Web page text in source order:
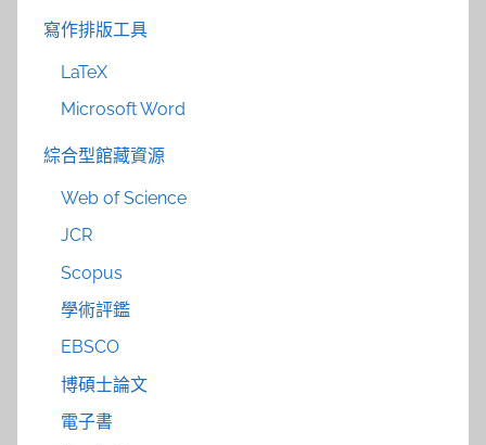
寫作排版工具
LaTeX
Microsoft Word
綜合型館藏資源
Web of Science
JCR
Scopus
學術評鑑
EBSCO
博碩士論文
電子書